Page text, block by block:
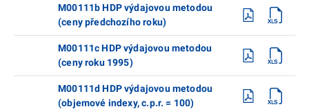
M00111b HDP výdajovou metodou
(ceny předchozího roku)
M00111c HDP výdajovou metodou
(ceny roku 1995)
M00111d HDP výdajovou metodou
(objemové indexy, c.p.r. = 100)